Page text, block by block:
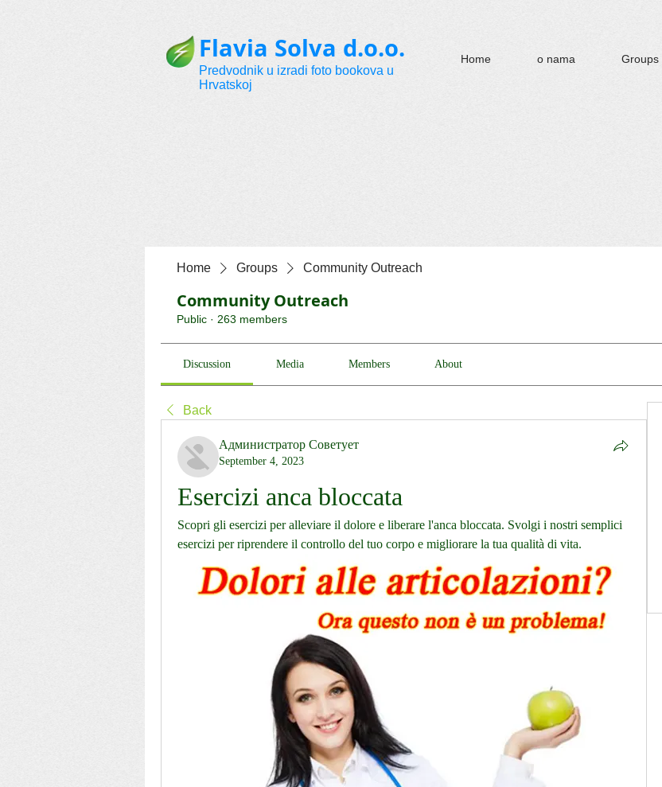
Flavia Solva d.o.o.
Predvodnik u izradi foto bookova u
Hrvatskoj
Home o nama Groups
Home Groups Community Outreach
Community Outreach
Public · 263 members
Discussion Media Members About
Back
Администратор Советует
September 4, 2023
Esercizi anca bloccata
Scopri gli esercizi per alleviare il dolore e liberare l'anca bloccata. Svolgi i nostri semplici
esercizi per riprendere il controllo del tuo corpo e migliorare la tua qualità di vita.